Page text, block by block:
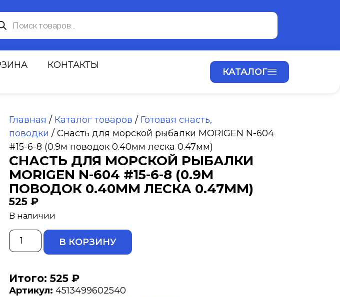
КОНТАКТЫ
КАТАЛОГ
Главная / Каталог товаров / Готовая снасть,
поводки / Снасть для морской рыбалки MORIGEN N-604
#15-6-8 (0.9м поводок 0.40мм леска 0.47мм)
СНАСТЬ ДЛЯ МОРСКОЙ РЫБАЛКИ
MORIGEN N-604 #15-6-8 (0.9М
ПОВОДОК 0.40ММ ЛЕСКА 0.47ММ)
525 ₽
В наличии
В КОРЗИНУ
Итого: 525 ₽
Артикул: 4513499602540